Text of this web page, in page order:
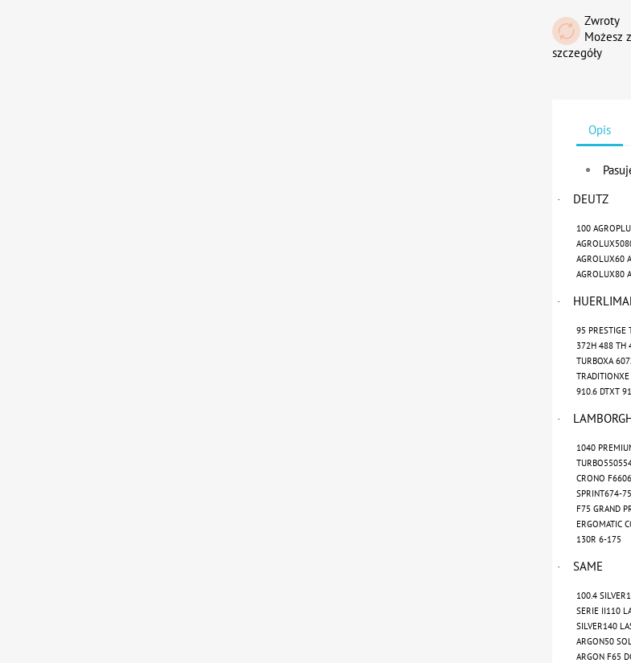
Zwroty
Możesz
szczegóły
Opis
· DEUTZ
100
AGROLUX60
AGROLUX80
·
95
372H 488 TH
TURBOXA
910.6 DTXT
·
1040
CRONO
SPRINT674-
F75 GRAND
ERGOMATIC
130R 6-175
· SAME
100.4
SERIE II110
SILVER140
ARGON50
ARGON F65